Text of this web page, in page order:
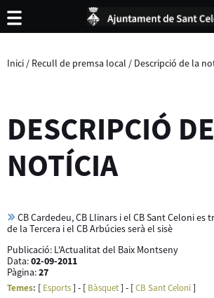
Inici / Recull de premsa local / Descripció de la
DESCRIPCIÓ
NOTÍCIA
CB Cardedeu, CB Llinars i el CB Sant Celoni
de la Tercera i el CB Arbúcies serà el sisè
Publicació: L'Actualitat del Baix Montseny
Data:02-09-2011
Pàgina:27
Temes: [ Esports] - [ Bàsquet] - [CB Sant Celoni]